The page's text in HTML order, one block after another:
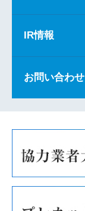
IR情報
お問い合わせ